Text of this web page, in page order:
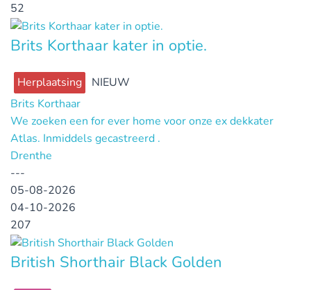
52
Brits Korthaar kater in optie.
Herplaatsing
NIEUW
Brits Korthaar
We zoeken een for ever home voor onze ex dekkater
Atlas. Inmiddels gecastreerd .
Drenthe
---
05-08-2026
04-10-2026
207
British Shorthair Black Golden